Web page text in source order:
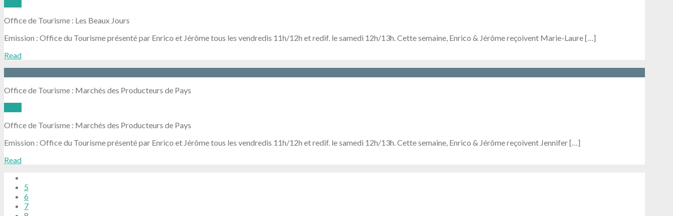
Office de Tourisme : Les Beaux Jours
Emission : Office du Tourisme présenté par Enrico et Jérôme tous les vendredis 11h/12h et redif. le samedi 12h/13h. Cette semaine, Enrico & Jérôme reçoivent Marie-Laure […]
Read
Office de Tourisme : Marchés des Producteurs de Pays
Office de Tourisme : Marchés des Producteurs de Pays
Emission : Office du Tourisme présenté par Enrico et Jérôme tous les vendredis 11h/12h et redif. le samedi 12h/13h. Cette semaine, Enrico & Jérôme reçoivent Jennifer […]
Read
5
6
7